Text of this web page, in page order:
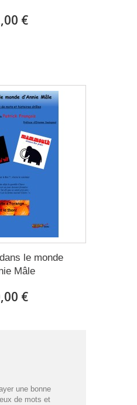
€
le monde
Mâle
€
une bonne
de mots et